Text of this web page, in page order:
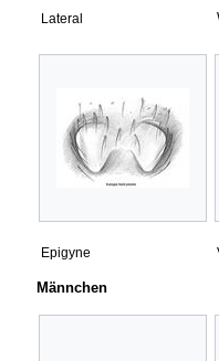
Lateral
Epigyne
Männchen